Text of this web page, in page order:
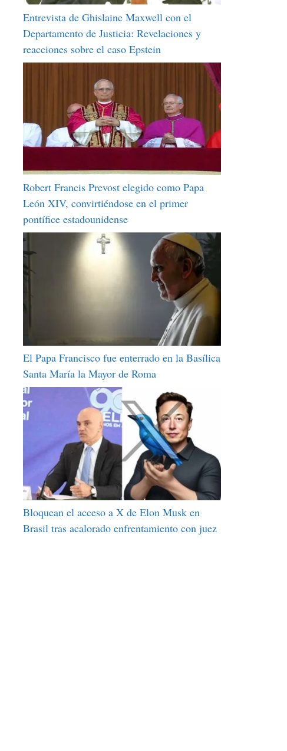
Entrevista de Ghislaine Maxwell con el
Departamento de Justicia: Revelaciones y
reacciones sobre el caso Epstein
Robert Francis Prevost elegido como Papa
León XIV, convirtiéndose en el primer
pontífice estadounidense
El Papa Francisco fue enterrado en la Basílica
Santa María la Mayor de Roma
Bloquean el acceso a X de Elon Musk en
Brasil tras acalorado enfrentamiento con juez